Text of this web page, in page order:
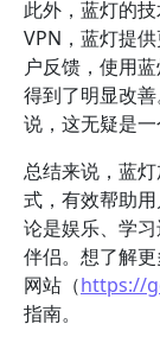
此外，蓝灯的
VPN，蓝灯提
户反馈，使用
得到了明显改
说，这无疑是一
总结来说，蓝
式，有效帮助
论是娱乐、学
伴侣。想了解
网站（https://
指南。